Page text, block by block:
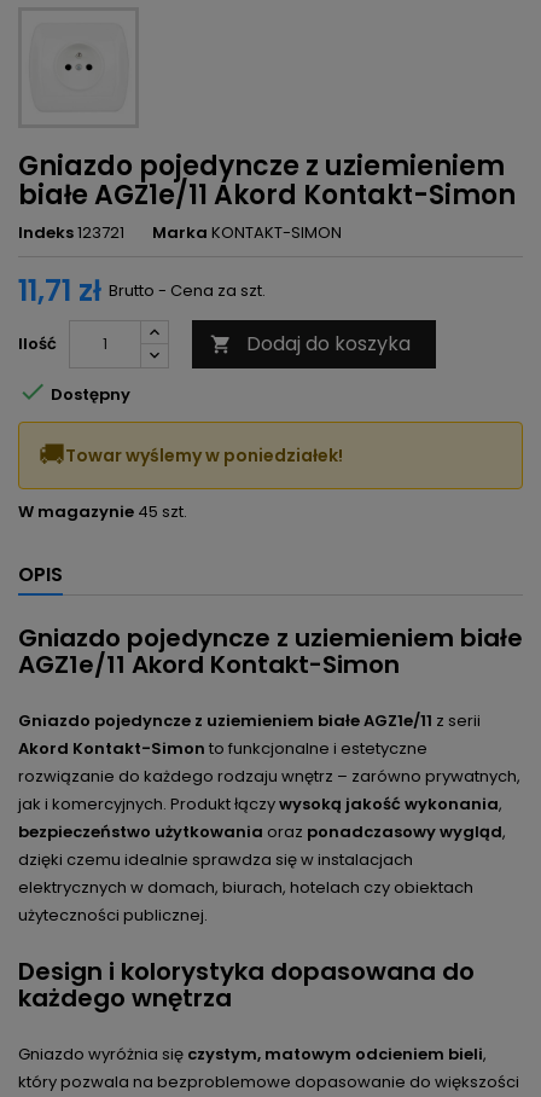
Gniazdo pojedyncze z uziemieniem
białe AGZ1e/11 Akord Kontakt-Simon
Indeks123721 Marka KONTAKT-SIMON
11,71 zł Brutto - Cena za szt.
Ilość  Dodaj do koszyka
 Dostępny
🚚Towar wyślemy w poniedziałek!
W magazynie 45 szt.
OPIS
Gniazdo pojedyncze z uziemieniem białe
AGZ1e/11 Akord Kontakt-Simon
Gniazdo pojedyncze z uziemieniem białe AGZ1e/11 z serii
Akord Kontakt-Simon to funkcjonalne i estetyczne
rozwiązanie do każdego rodzaju wnętrz – zarówno prywatnych,
jak i komercyjnych. Produkt łączywysoką jakość wykonania,
bezpieczeństwo użytkowania oraz ponadczasowy wygląd,
dzięki czemu idealnie sprawdza się w instalacjach
elektrycznych w domach, biurach, hotelach czy obiektach
użyteczności publicznej.
Design i kolorystyka dopasowana do
każdego wnętrza
Gniazdo wyróżnia się czystym, matowym odcieniem bieli,
który pozwala na bezproblemowe dopasowanie do większości